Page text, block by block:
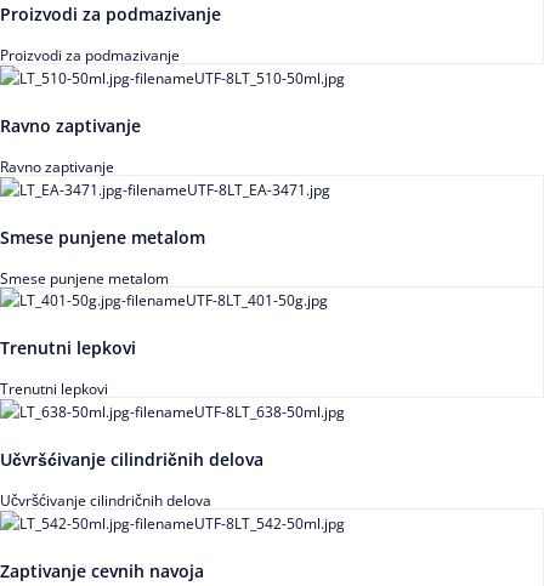
Proizvodi za podmazivanje
Proizvodi za podmazivanje
Ravno zaptivanje
Ravno zaptivanje
Smese punjene metalom
Smese punjene metalom
Trenutni lepkovi
Trenutni lepkovi
Učvršćivanje cilindričnih delova
Učvršćivanje cilindričnih delova
Zaptivanje cevnih navoja